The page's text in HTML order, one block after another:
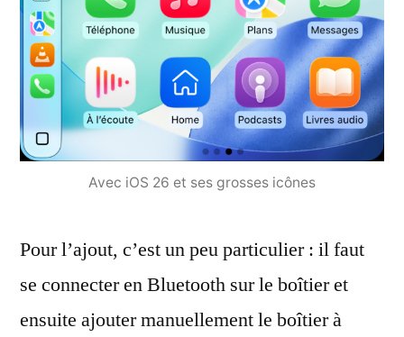
Avec iOS 26 et ses grosses icônes
Pour l’ajout, c’est un peu particulier : il faut
se connecter en Bluetooth sur le boîtier et
ensuite ajouter manuellement le boîtier à